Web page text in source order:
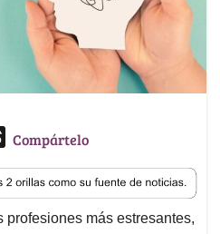
T
r
e
a
Compártelo
profesiones más estresantes,